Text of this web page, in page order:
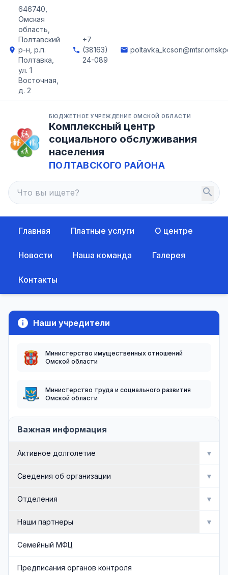
location_on
646740,
Омская
область,
Полтавский
р-н, р.п.
Полтавка,
ул. 1
Восточная,
д. 2
phone
+7
(38163)
24-089
email
БЮДЖЕТНОЕ УЧРЕЖДЕНИЕ ОМСКОЙ ОБЛАСТИ
Комплексный центр
социального обслуживания
населения
ПОЛТАВСКОГО РАЙОНА
search
Главная Платные услуги О центре
Новости Наша команда Галерея
Контакты
info Наши учредители
Министерство имущественных отношений
Омской области
Министерство труда и социального развития
Омской области
Важная информация
Активное долголетие ▼
Мероприятия
Активное долголетие
Сведения об организации ▼
Об организации
Сведения об организации
Доска почета
Документы
Отделения ▼
Отделение социальной реабилитации инвалидов
Отделение профилактики безнадзорности и
Наши партнеры ▼
Попечительский совет
Общественные организации
Семейный МФЦ
Предписания органов контроля